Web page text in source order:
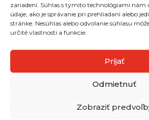
zariadení. Súhlas s týmito technológiami nám
údaje, ako je správanie pri prehliadaní alebo
stránke. Nesúhlas alebo odvolanie súhlasu
určité vlastnosti a funkcie.
Prijať
Odmietnuť
Zobraziť
Najčítanejšie články
posledných testoch?
Plechové a hliníkové disky:
Aké zimné pneumatiky